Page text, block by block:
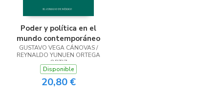
Poder y política en el
mundo contemporáneo
GUSTAVO VEGA CÁNOVAS /
REYNALDO YUNUEN ORTEGA
ORTIZ
Disponible
20,80 €